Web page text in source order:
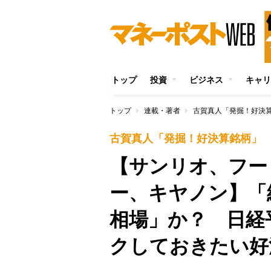
トップ 投資 ビジネス キャ
トップ 連載・著者 古賀真人「発掘！好決
古賀真人「発掘！好決算銘柄」
【サンリオ、フ
ー、キヤノン】
相場」か？ 日経
クしておきたい